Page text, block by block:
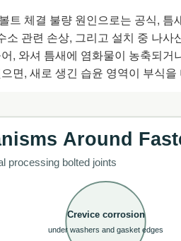
트 체결 불량 원인으로는 공식,
관련 손상, 그리고 설치 중 나
, 와셔 틈새에 염화물이 농축되
면, 새로 생긴 습윤 영역이 부식